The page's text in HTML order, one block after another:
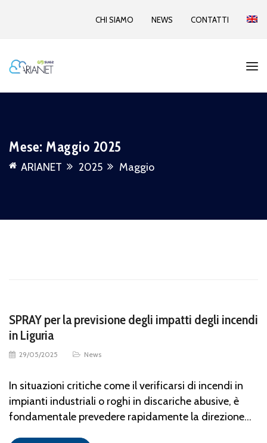
CHI SIAMO NEWS CONTATTI
Mese: Maggio 2025
ARIANET 2025 Maggio
SPRAY per la previsione degli impatti degli incendi
in Liguria
29/05/2025 News
In situazioni critiche come il verificarsi di incendi in
impianti industriali o roghi in discariche abusive, è
fondamentale prevedere rapidamente la direzione…